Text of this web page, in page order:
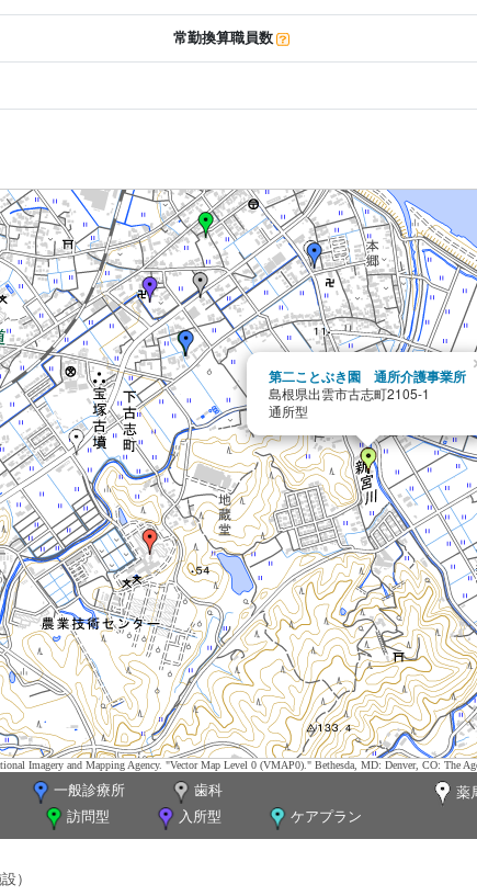
常勤換算職員数
第二ことぶき園 通所介護事業所
島根県出雲市古志町2105-1
通所型
Imagery and Mapping Agency. "Vector Map Level 0 (VMAP0)." Bethesda, MD: Denver, CO: The
一般診療所 歯科
薬
訪問型 入所型 ケアプラン
）